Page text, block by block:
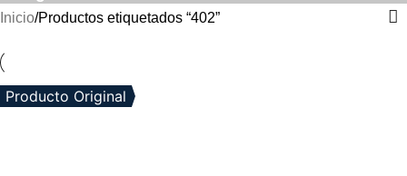
Inicio Productos etiquetados “402”
Producto Original